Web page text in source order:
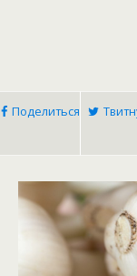
Поделиться